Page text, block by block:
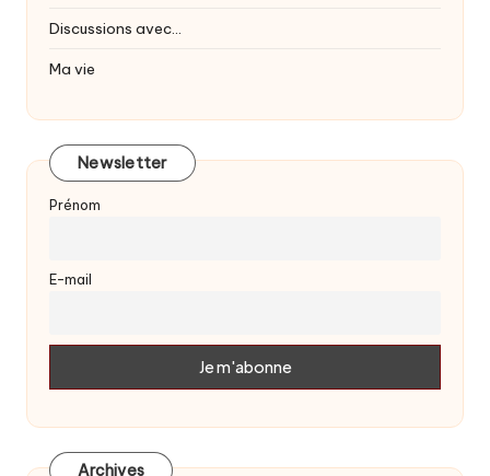
Discussions avec…
Ma vie
Newsletter
Prénom
E-mail
Archives